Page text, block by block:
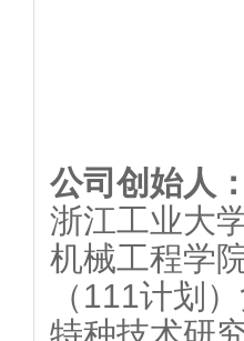
公司创始人
浙江工业大
机械工程学
（111计划